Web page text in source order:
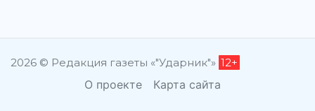
2026 © Редакция газеты «"Ударник"» 12+
О проекте Карта сайта